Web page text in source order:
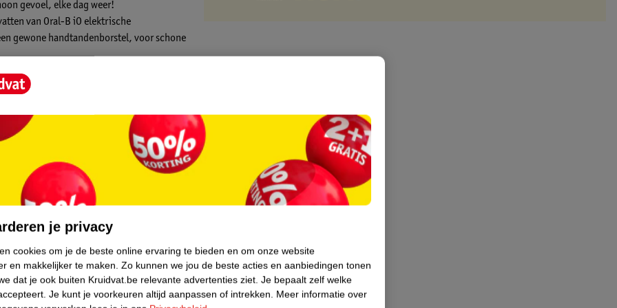
gevoel, elke dag weer!
van Oral-B iO elektrische
gewone handtandenborstel, voor schone
met polijstende blaadjes om zo alle
hebben de Oral-B opzetborstels
exclusief ontworpen zijn en gegarandeerd
combineren perfect gehoekte
en verkleuringen te verwijderen, voor
gespreide borstelharen die aangeven
je privacy
cookies om je de beste online ervaring te bieden en om onze website
en makkelijker te maken. Zo kunnen we jou de beste acties en aanbiedingen tonen
dat je ook buiten Kruidvat.be relevante advertenties ziet. Je bepaalt zelf welke
Je kunt je voorkeuren altijd aanpassen of intrekken. Meer informatie over